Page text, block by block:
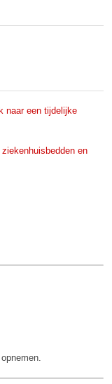
naar een tijdelijke
en